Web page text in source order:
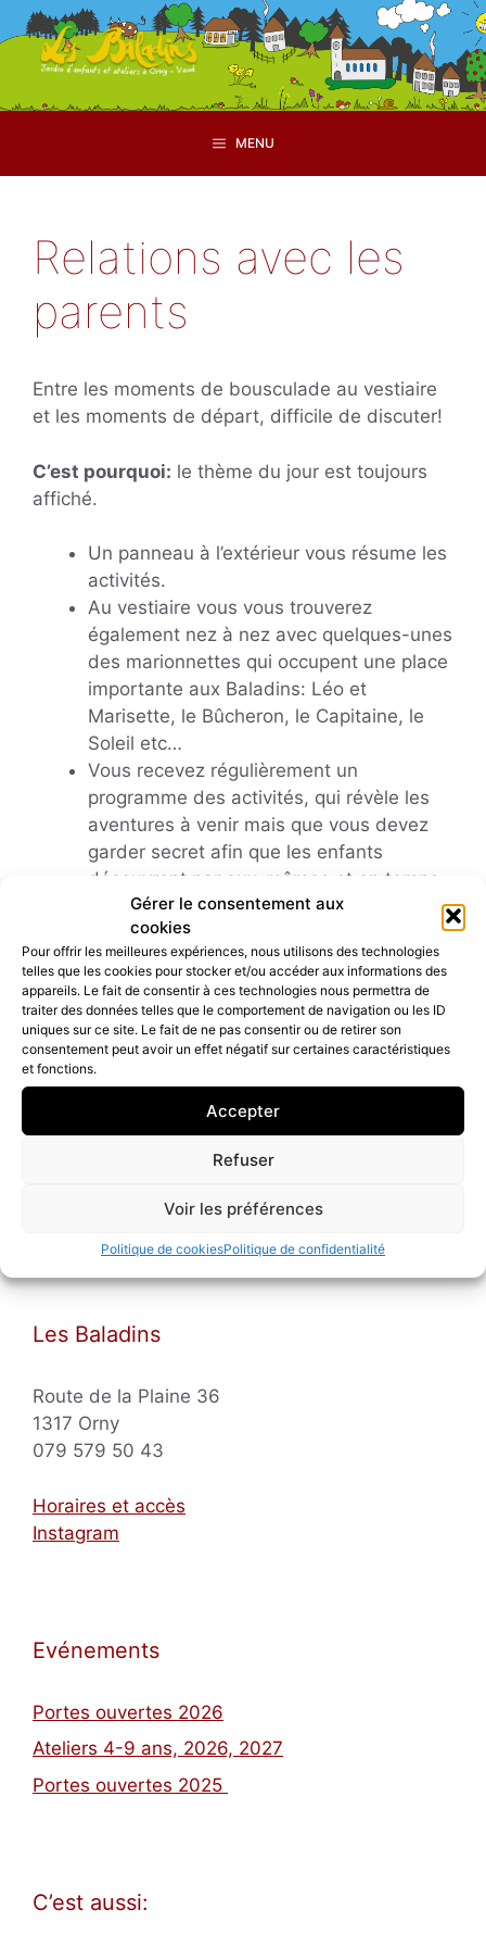
Gérer le consentement aux
cookies
Pour offrir les meilleures expériences, nous utilisons des technologies
telles que les cookies pour stocker et/ou accéder aux informations des
appareils. Le fait de consentir à ces technologies nous permettra de
traiter des données telles que le comportement de navigation ou les ID
uniques sur ce site. Le fait de ne pas consentir ou de retirer son
consentement peut avoir un effet négatif sur certaines caractéristiques
et fonctions.
Accepter
Refuser
Voir les préférences
Politique de cookiesPolitique de confidentialité
Aller
au
contenu
MENU
Relations avec les
parents
Entre les moments de bousculade au vestiaire
et les moments de départ, difficile de discuter!
C’est pourquoi: le thème du jour est toujours
affiché.
Un panneau à l’extérieur vous résume les
activités.
Au vestiaire vous vous trouverez
également nez à nez avec quelques-unes
des marionnettes qui occupent une place
importante aux Baladins: Léo et
Marisette, le Bûcheron, le Capitaine, le
Soleil etc…
Vous recevez régulièrement un
programme des activités, qui révèle les
aventures à venir mais que vous devez
garder secret afin que les enfants
découvrent par eux-mêmes et en temps
voulu: merci de jouer le jeu !
Les Baladins
Route de la Plaine 36
1317 Orny
079 579 50 43
Horaires et accès
Instagram
Evénements
Portes ouvertes 2026
Ateliers 4-9 ans, 2026, 2027
Portes ouvertes 2025
C’est aussi: